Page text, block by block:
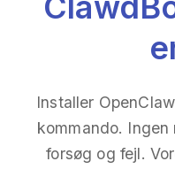
Installer
kommando.
forsøg og fejl.